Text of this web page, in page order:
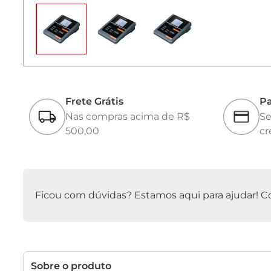
Frete Grátis
Nas compras acima de R$
500,00
Ficou com dúvidas? Estamos aqui para ajudar!
Sobre o produto